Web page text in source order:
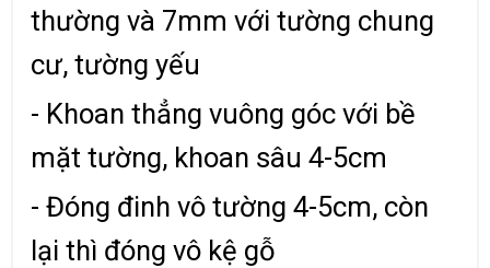
thường và 7mm với tường chung
cư, tường yếu
- Khoan thẳng vuông góc với bề
mặt tường, khoan sâu 4-5cm
- Đóng đinh vô tường 4-5cm, còn
lại thì đóng vô kệ gỗ